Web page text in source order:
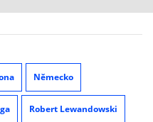
Německo
Robert Lewandowski